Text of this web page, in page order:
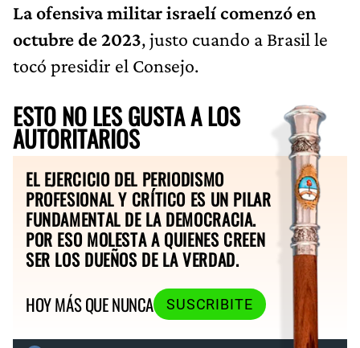
La ofensiva militar israelí comenzó en
octubre de 2023, justo cuando a Brasil le
tocó presidir el Consejo.
ESTO NO LES GUSTA A LOS
AUTORITARIOS
EL EJERCICIO DEL PERIODISMO
PROFESIONAL Y CRÍTICO ES UN PILAR
FUNDAMENTAL DE LA DEMOCRACIA.
POR ESO MOLESTA A QUIENES CREEN
SER LOS DUEÑOS DE LA VERDAD.
HOY MÁS QUE NUNCA
SUSCRIBITE